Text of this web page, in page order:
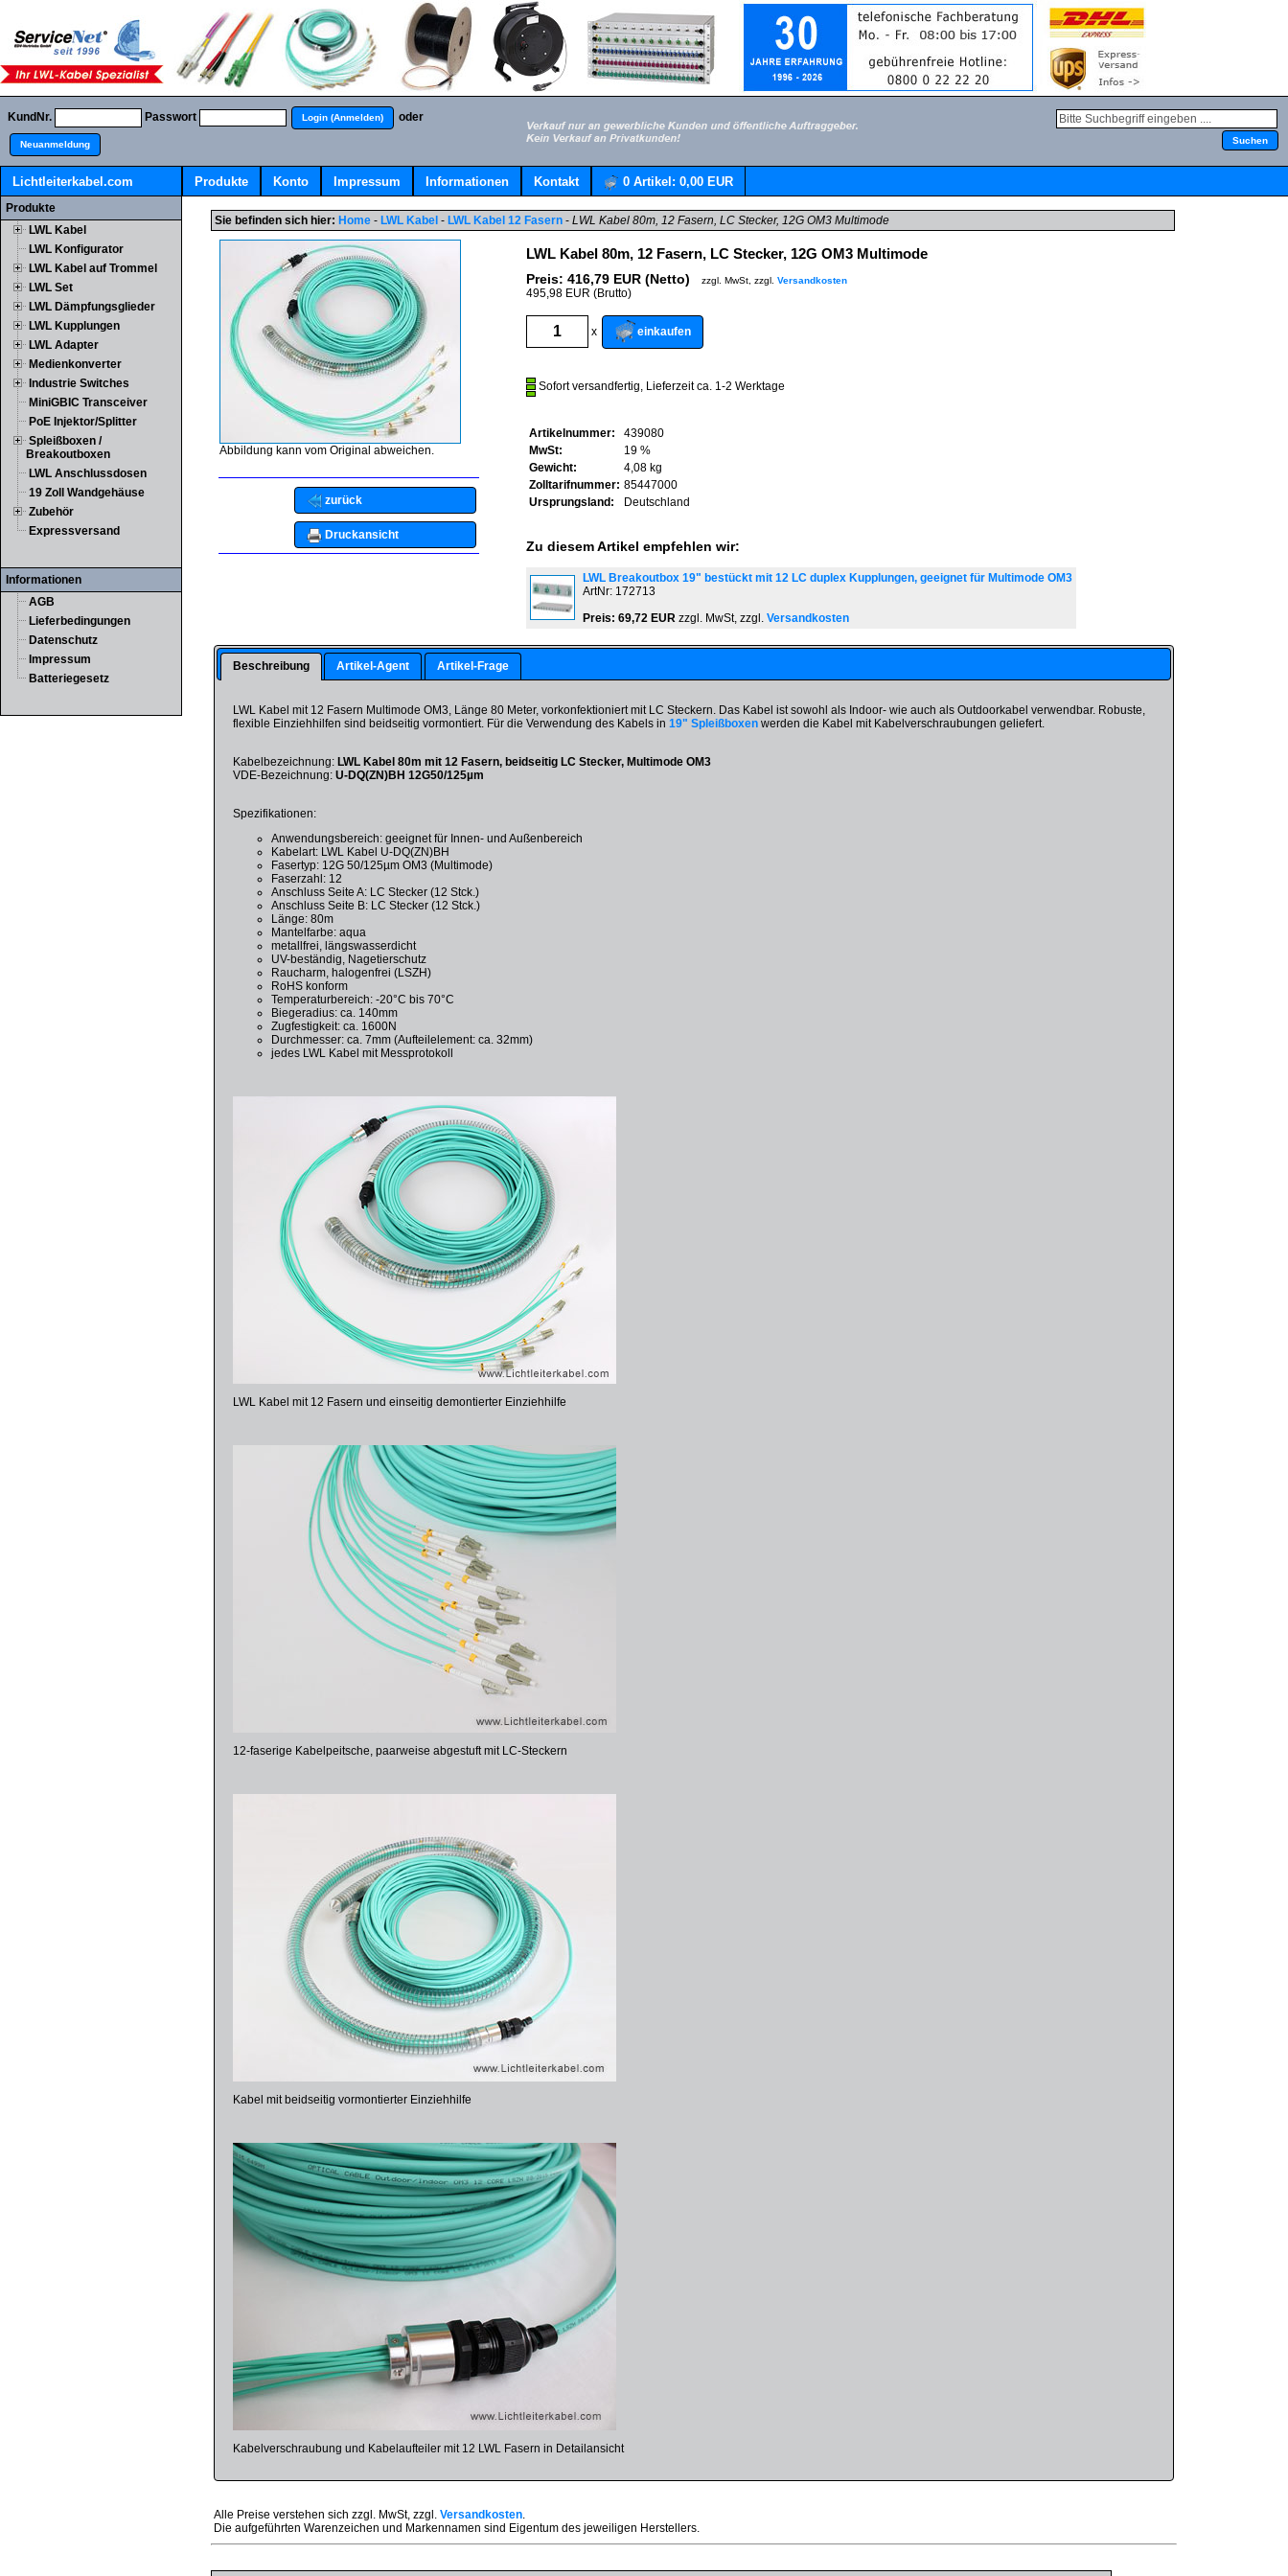
KundNr. Passwort Login (Anmelden) oder
Neuanmeldung
Lichtleiterkabel.com Produkte Konto Impressum Informationen Kontakt 0 Artikel: 0,00 EUR
Produkte
LWL Kabel
LWL Konfigurator
LWL Kabel auf Trommel
LWL Set
LWL Dämpfungsglieder
LWL Kupplungen
LWL Adapter
Medienkonverter
Industrie Switches
MiniGBIC Transceiver
PoE Injektor/Splitter
Spleißboxen /
Breakoutboxen
LWL Anschlussdosen
19 Zoll Wandgehäuse
Zubehör
Expressversand
Informationen
AGB
Lieferbedingungen
Datenschutz
Impressum
Batteriegesetz
Sie befinden sich hier: Home - LWL Kabel - LWL Kabel 12 Fasern - LWL Kabel 80m, 12 Fasern, LC Stecker, 12G OM3 Multimode
Abbildung kann vom Original abweichen.
zurück
Druckansicht
LWL Kabel 80m, 12 Fasern, LC Stecker, 12G OM3 Multimode
Preis: 416,79 EUR (Netto) zzgl. MwSt, zzgl. Versandkosten
495,98 EUR (Brutto)
x einkaufen
Sofort versandfertig, Lieferzeit ca. 1-2 Werktage
Artikelnummer:
439080
MwSt:
19 %
Gewicht:
4,08 kg
Zolltarifnummer: 85447000
Ursprungsland:
Deutschland
Zu diesem Artikel empfehlen wir:
LWL Breakoutbox 19" bestückt mit 12 LC duplex Kupplungen, geeignet für Multimode OM3
ArtNr: 172713
Preis: 69,72 EUR zzgl. MwSt, zzgl. Versandkosten
Beschreibung Artikel-Agent Artikel-Frage
LWL Kabel mit 12 Fasern Multimode OM3, Länge 80 Meter, vorkonfektioniert mit LC Steckern. Das Kabel ist sowohl als Indoor- wie auch als Outdoorkabel verwendbar. Robuste,
flexible Einziehhilfen sind beidseitig vormontiert. Für die Verwendung des Kabels in19" Spleißboxen werden die Kabel mit Kabelverschraubungen geliefert.
Kabelbezeichnung:LWL Kabel 80m mit 12 Fasern, beidseitig LC Stecker, Multimode OM3
VDE-Bezeichnung:U-DQ(ZN)BH 12G50/125µm
Spezifikationen:
Anwendungsbereich: geeignet für Innen- und Außenbereich
Kabelart: LWL Kabel U-DQ(ZN)BH
Fasertyp: 12G 50/125µm OM3 (Multimode)
Faserzahl: 12
Anschluss Seite A: LC Stecker (12 Stck.)
Anschluss Seite B: LC Stecker (12 Stck.)
Länge: 80m
Mantelfarbe: aqua
metallfrei, längswasserdicht
UV-beständig, Nagetierschutz
Raucharm, halogenfrei (LSZH)
RoHS konform
Temperaturbereich: -20°C bis 70°C
Biegeradius: ca. 140mm
Zugfestigkeit: ca. 1600N
Durchmesser: ca. 7mm (Aufteilelement: ca. 32mm)
jedes LWL Kabel mit Messprotokoll
LWL Kabel mit 12 Fasern und einseitig demontierter Einziehhilfe
12-faserige Kabelpeitsche, paarweise abgestuft mit LC-Steckern
Kabel mit beidseitig vormontierter Einziehhilfe
Kabelverschraubung und Kabelaufteiler mit 12 LWL Fasern in Detailansicht
Alle Preise verstehen sich zzgl. MwSt, zzgl. Versandkosten.
Die aufgeführten Warenzeichen und Markennamen sind Eigentum des jeweiligen Herstellers.